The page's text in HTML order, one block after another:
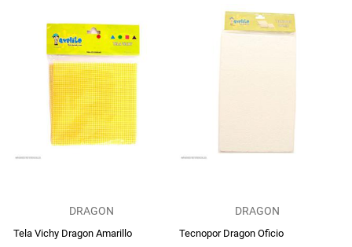
DRAGON
Tela Vichy Dragon Amarillo
DRAGON
Tecnopor Dragon Oficio